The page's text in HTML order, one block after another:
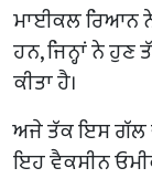
ਮਾਈਕਲ ਰਿਆਨ ਨੇ
ਹਨ, ਜਿਨ੍ਹਾਂ ਨੇ
ਕੀਤਾ ਹੈ।
ਅਜੇ ਤੱਕ ਇਸ ਗੱਲ
ਇਹ ਵੈਕਸੀਨ